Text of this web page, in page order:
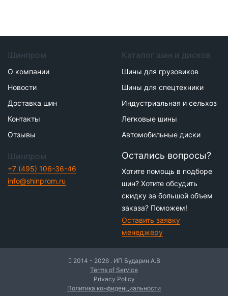
Шинпром
О компании
Новости
Доставка шин
Контакты
Отзывы
Каталог шин и дисков
Шины для грузовиков
Шины для спецтехники
Индустриальная и сельхоз
Легковые шины
Автомобильные диски
Шинпром
+7 (495) 106-36-46
info@shinprom.ru
Остались вопросы?
Хотите помощь в подборе
шин? Хотите обсудить
скидку за большой объем
заказа? Поможем!
Оставить заявку
менеджеру
2014 - 2026 . ИП Бударин А.В
Terms of Service
Privacy Policy
Политика конфиденциальности